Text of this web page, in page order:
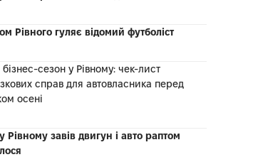
Рівного гуляє відомий футболіст
сезон у Рівному: чек-лист
справ для автовласника перед
осені
Рівному завів двигун і авто раптом